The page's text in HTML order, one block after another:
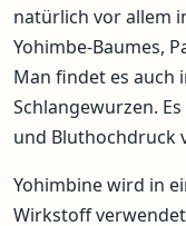
natürlich vor allem
Yohimbe-Baumes,
Man findet es auch
Schlangewurzen.
und Bluthochdruck
Yohimbine wird in
Wirkstoff